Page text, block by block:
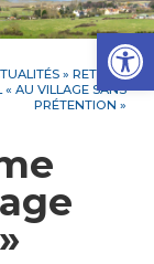
» RETOUR
« AU VILLAGE SANS
PRÉTENTION »